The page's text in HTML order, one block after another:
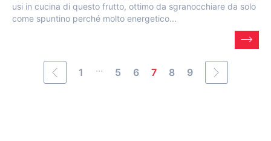
usi in cucina di questo frutto, ottimo da sgranocchiare da solo
come spuntino perché molto energetico...
1 ... 5 6 7 8 9